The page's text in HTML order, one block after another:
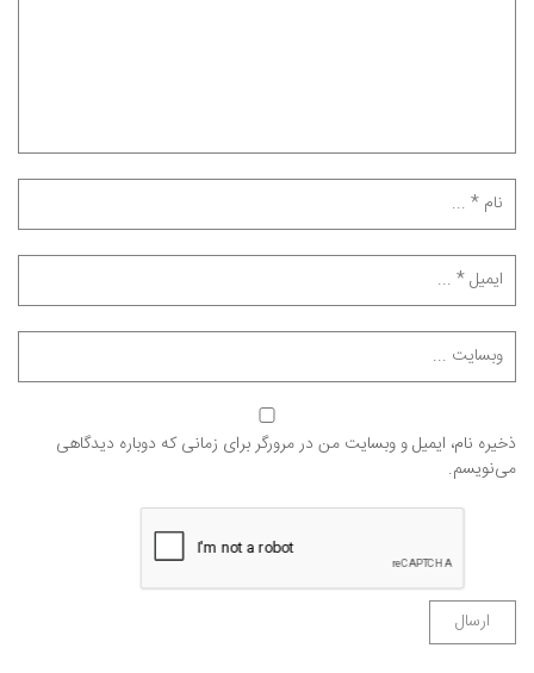
ذخیره نام، ایمیل و وبسایت من در مرورگر برای زمانی که دوباره دیدگاهی
می‌نویسم.